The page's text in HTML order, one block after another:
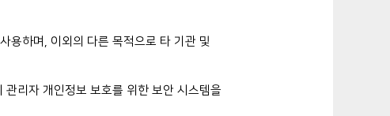
용하며, 이외의 다른 목적으로 타 기관 및
리자 개인정보 보호를 위한 보안 시스템을